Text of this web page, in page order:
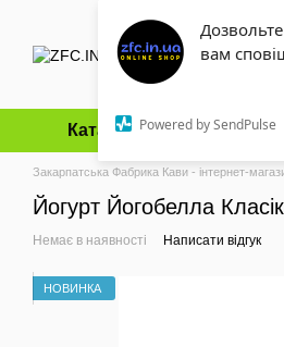
вам
Powered by SendPulse
Перейти до основного контенту
Каталог Оплата і
Закарпатська Фабрика Кави - інтернет-
Йогурт Йогобелла
Немає в наявності Написати відгук
НОВИНКА